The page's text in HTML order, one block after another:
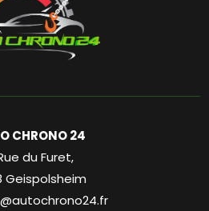
CHRONO 24
du Furet,
Geispolsheim